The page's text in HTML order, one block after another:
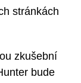
stránkách
zkušební
bude